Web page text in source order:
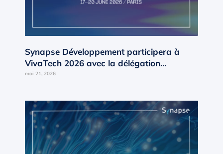
Synapse Développement participera à
VivaTech 2026 avec la délégation
Occitanie d’AD’OCC
mai 21, 2026